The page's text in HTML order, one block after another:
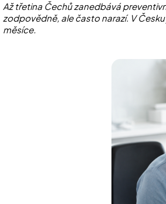
Až třetina Čechů zanedbává
zodpovědně, ale často narazí. V
měsíce.